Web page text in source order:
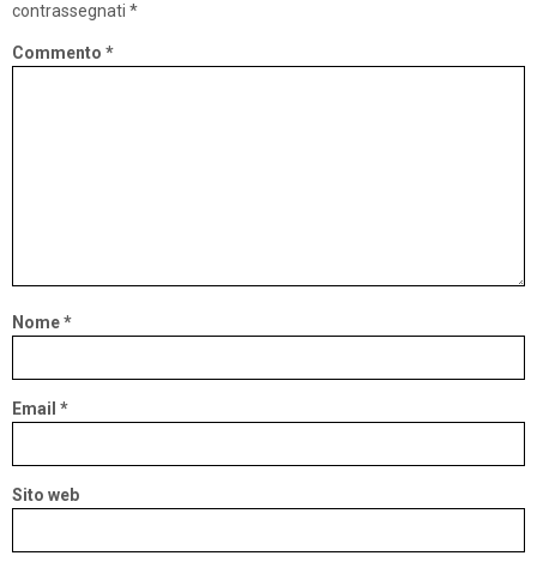
contrassegnati *
Commento *
Nome*
Email *
Sito web